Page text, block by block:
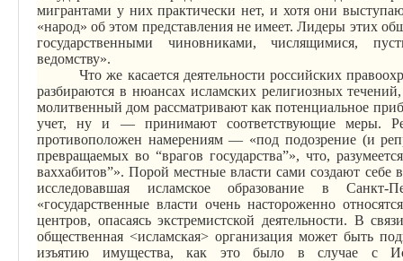
мигрантами у них практически нет, и хотя они
«народ» об этом представления не имеет. Лидеры этих
государственными чиновниками, числящимися,
ведомству».
Что же касается деятельности российских
разбираются в нюансах исламских религиозных
молитвенный дом рассматривают как потенциальное
учет, ну и — принимают соответствующие меры.
противоположен намерениям — «под подозрение (и
превращаемых во “врагов государства”», что,
ваххабитов”». Порой местные власти сами создают
исследовавшая исламское образование в
«государственные власти очень настороженно
центров, опасаясь экстремистской деятельности. В
общественная <исламская> организация может быть
изъятию имущества, как это было в случае с